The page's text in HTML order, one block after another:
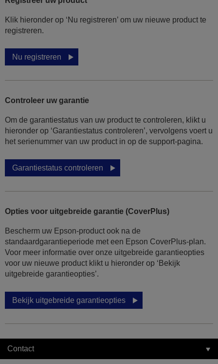
Klik hieronder op ‘Nu registreren’ om uw nieuwe product te
registreren.
Nu registreren
Controleer uw garantie
Om de garantiestatus van uw product te controleren, klikt u
hieronder op ‘Garantiestatus controleren’, vervolgens voert u
het serienummer van uw product in op de support-pagina.
Garantiestatus controleren
Opties voor uitgebreide garantie (CoverPlus)
Bescherm uw Epson-product ook na de
standaardgarantieperiode met een Epson CoverPlus-plan.
Voor meer informatie over onze uitgebreide garantieopties
voor uw nieuwe product klikt u hieronder op ‘Bekijk
uitgebreide garantieopties’.
Bekijk uitgebreide garantieopties
Contact